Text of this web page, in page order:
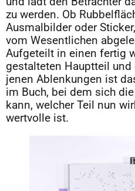
zu werden. Ob
Ausmalbilder oder
vom Wesentlichen
Aufgeteilt in einen fertig
gestalteten Hauptteil
jenen Ablenkungen ist
im Buch, bei dem sich
kann, welcher Teil nun
wertvolle ist.